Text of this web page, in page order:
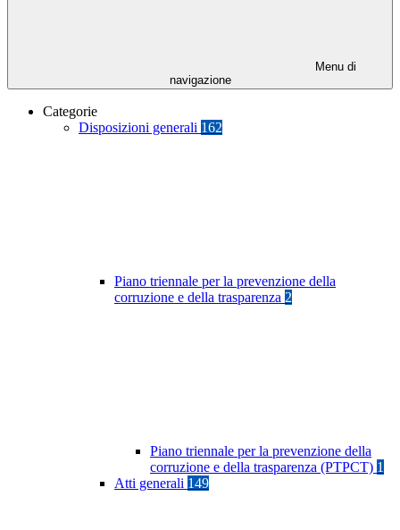
Menu di
navigazione
Categorie
Disposizioni generali 162
Piano triennale per la prevenzione della
corruzione e della trasparenza 2
Piano triennale per la prevenzione della
corruzione e della trasparenza (PTPCT) 1
Atti generali 149